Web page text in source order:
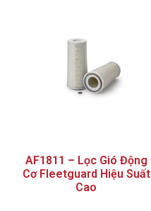
AF1811 – Lọc Gió Động
Cơ Fleetguard Hiệu Suất
Cao